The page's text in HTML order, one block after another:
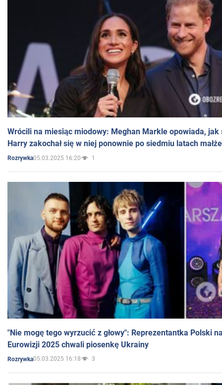
Wrócili na miesiąc miodowy: Meghan Markle opowiada, jak
Harry zakochał się w niej ponownie po siedmiu latach
Rozrywka05.03.2025 16:20 1
"Nie mogę tego wyrzucić z głowy": Reprezentantka Polski
Eurowizji 2025 chwali piosenkę Ukrainy
Rozrywka05.03.2025 16:18 3